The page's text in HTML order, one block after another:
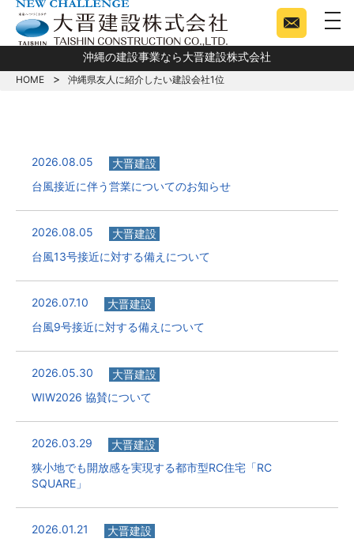
沖縄の建設事業なら大晋建設株式会社
HOME 沖縄県友人に紹介したい建設会社1位
2026.08.05
大晋建設
台風接近に伴う営業についてのお知らせ
2026.08.05
大晋建設
台風13号接近に対する備えについて
2026.07.10
大晋建設
台風9号接近に対する備えについて
2026.05.30
大晋建設
WIW2026 協賛について
2026.03.29
大晋建設
狭小地でも開放感を実現する都市型RC住宅「RC
SQUARE」
2026.01.21
大晋建設